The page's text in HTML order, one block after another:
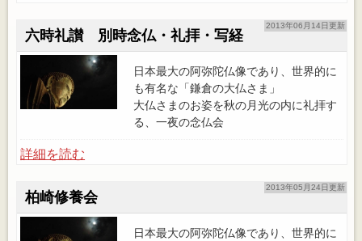
2013年06月14日更新
六時礼讃 別時念仏・礼拝・写経
日本最大の阿弥陀仏像であり、世界的に
も有名な「鎌倉の大仏さま」
大仏さまのお姿を秋の月光の内に礼拝す
る、一夜の念仏会
詳細を読む
2013年05月24日更新
柏崎修養会
日本最大の阿弥陀仏像であり、世界的に